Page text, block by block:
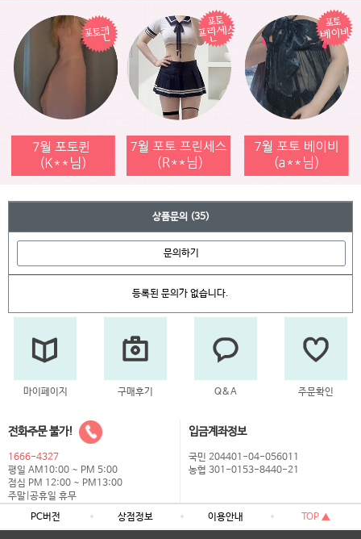
상품문의 (35)
문의하기
등록된 문의가 없습니다.
마이페이지 구매후기 Q&A 주문확인
전화주문 불가!
1666-4327
평일 AM10:00 ~ PM 5:00
점심 PM 12:00 ~ PM13:00
주말|공휴일 휴무
입금계좌정보
국민 204401-04-056011
농협 301-0153-8440-21
PC버전 상점정보 이용안내 TOP ▲